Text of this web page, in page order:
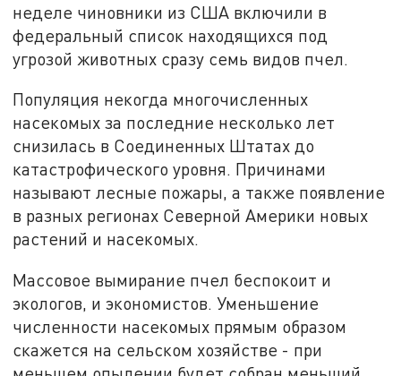
неделе чиновники из США включили в
федеральный список находящихся под
угрозой животных сразу семь видов пчел.
Популяция некогда многочисленных
насекомых за последние несколько лет
снизилась в Соединенных Штатах до
катастрофического уровня. Причинами
называют лесные пожары, а также появление
в разных регионах Северной Америки новых
растений и насекомых.
Массовое вымирание пчел беспокоит и
экологов, и экономистов. Уменьшение
численности насекомых прямым образом
скажется на сельском хозяйстве - при